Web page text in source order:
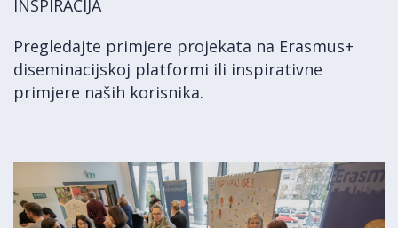
INSPIRACIJA
Pregledajte primjere projekata na Erasmus+
diseminacijskoj platformi ili inspirativne
primjere naših korisnika.